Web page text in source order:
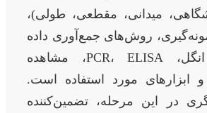
میدانی، مقطعی، طولی)،
روش‌های جمع‌آوری داده
(مانند کشت انگل، PCR، ELISA، مشاهده
ابزارهای مورد استفاده است.
در این مرحله، تضمین‌کننده